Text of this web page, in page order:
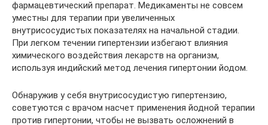
фармацевтический препарат. Медикаменты не совсем
уместны для терапии при увеличенных
внутрисосудистых показателях на начальной стадии.
При легком течении гипертензии избегают влияния
химического воздействия лекарств на организм,
используя индийский метод лечения гипертонии йодом.
Обнаружив у себя внутрисосудистую гипертензию,
советуются с врачом насчет применения йодной терапии
против гипертонии, чтобы не вызвать осложнений в